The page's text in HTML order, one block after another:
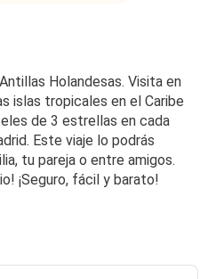
Holandesas. Visita en
islas tropicales en el Caribe
de 3 estrellas en cada
Este viaje lo podrás
tu pareja o entre amigos.
¡Seguro, fácil y barato!